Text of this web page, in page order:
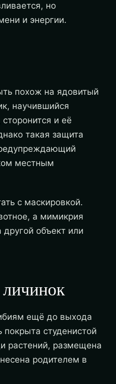
но
и энергии.
похож на ядовитый
научившийся
и её
такая защита
местным
с маскировкой.
а мимикрия
другой объект или
ещё до выхода
студенистой
растений, размещена
родителем в